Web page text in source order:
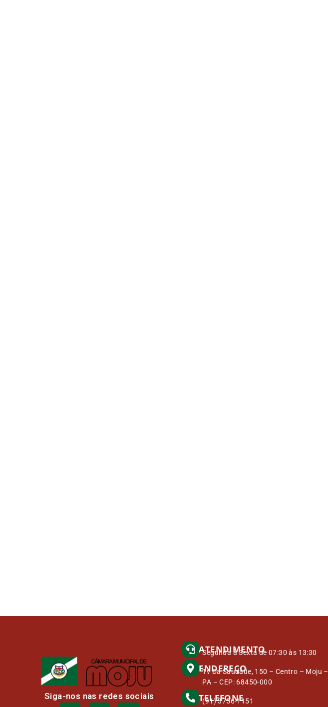
Siga-nos nas redes sociais
ATENDIMENTO
Segunda à Sexta de 07:30 às 13:30
ENDEREÇO
Tv Da Saudade, 150 – Centro – Moju –
PA – CEP: 68450-000
TELEFONE
(91) 3756-1151